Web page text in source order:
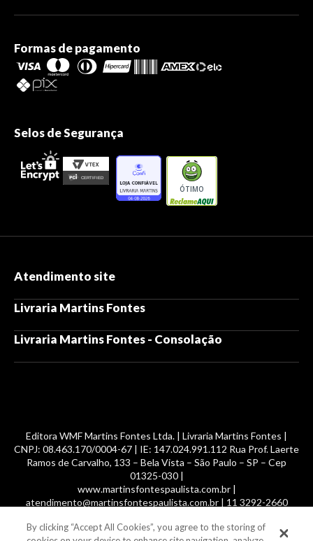
Formas de pagamento
Selos de Segurança
ÓTIMO
Atendimento site
Livraria Martins Fontes
Livraria Martins Fontes - Consolação
Editora WMF Martins Fontes Ltda. | Livraria Martins Fontes |
CNPJ: 08.463.170/0004-67 | IE: 147.024.991.112 Rua Prof. Laerte
Ramos de Carvalho, 133 – Bela Vista – São Paulo – SP – Cep
01325-030 |
www.martinsfontespaulista.com.br |
atendimento@martinsfontespaulista.com.br | 11 3292-2660
© 2014 -2026, MartinsFontes livros nacionais e importados,
By clicking “Accept All Cookies”, you agree to the storing of